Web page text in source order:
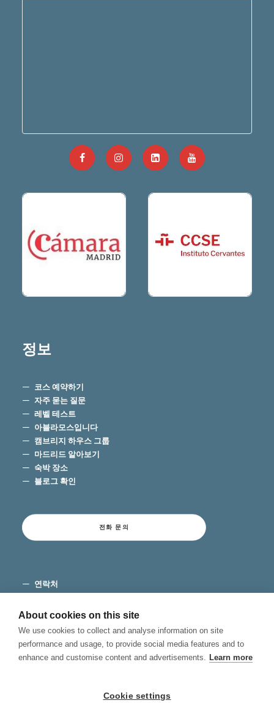
정보
코스 예약하기
자주 묻는 질문
레벨 테스트
아블라모스입니다
캠브리지 하우스 그룹
마드리드 알아보기
숙박 장소
블로그 확인
전화 문의
연락처
개인 정보 보호
About cookies on this site
We use cookies to collect and analyse information on site
performance and usage, to provide social media features and to
enhance and customise content and advertisements. Learn more
Cookie settings